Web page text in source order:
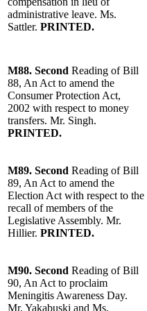
administrative leave. Ms.
Sattler. PRINTED.
M88. Second Reading of Bill
88, An Act to amend the
Consumer Protection Act,
2002 with respect to money
transfers. Mr. Singh.
PRINTED.
M89. Second Reading of Bill
89, An Act to amend the
Election Act with respect to the
recall of members of the
Legislative Assembly. Mr.
Hillier. PRINTED.
M90. Second Reading of Bill
90, An Act to proclaim
Meningitis Awareness Day.
Mr. Yakabuski and Ms.